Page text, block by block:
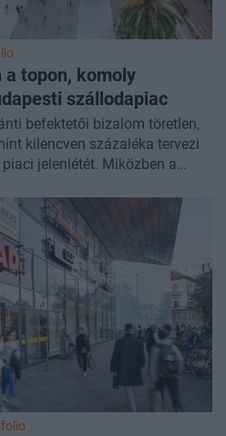
a topon, komoly
szállodapiac
befektetői bizalom töretlen,
kilencven százaléka tervezi
jelenlétét. Miközben a
a kedvező árazásnak
köszönhetően egyre
elemzésében a CBRE.